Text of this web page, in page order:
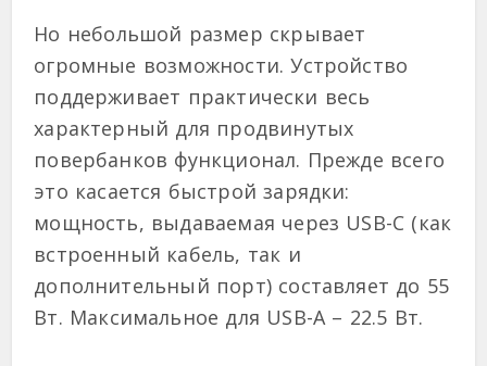
Но небольшой размер скрывает
огромные возможности. Устройство
поддерживает практически весь
характерный для продвинутых
повербанков функционал. Прежде всего
это касается быстрой зарядки:
мощность, выдаваемая через USB-C (как
встроенный кабель, так и
дополнительный порт) составляет до 55
Вт. Максимальное для USB-A – 22.5 Вт.